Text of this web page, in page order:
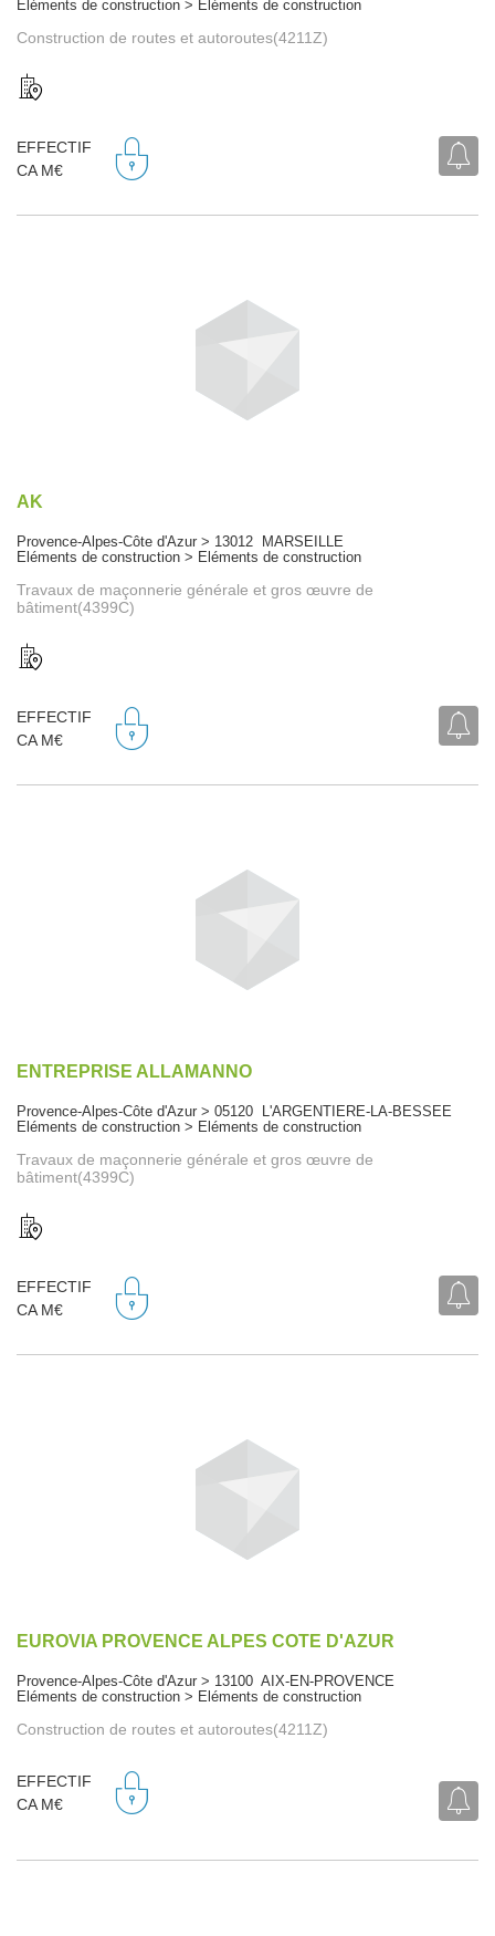
Eléments de construction > Eléments de construction
Construction de routes et autoroutes(4211Z)
EFFECTIF
CA M€
AK
Provence-Alpes-Côte d'Azur > 13012 MARSEILLE
Eléments de construction > Eléments de construction
Travaux de maçonnerie générale et gros œuvre de
bâtiment(4399C)
EFFECTIF
CA M€
ENTREPRISE ALLAMANNO
Provence-Alpes-Côte d'Azur > 05120 L'ARGENTIERE-LA-BESSEE
Eléments de construction > Eléments de construction
Travaux de maçonnerie générale et gros œuvre de
bâtiment(4399C)
EFFECTIF
CA M€
EUROVIA PROVENCE ALPES COTE D'AZUR
Provence-Alpes-Côte d'Azur > 13100 AIX-EN-PROVENCE
Eléments de construction > Eléments de construction
Construction de routes et autoroutes(4211Z)
EFFECTIF
CA M€